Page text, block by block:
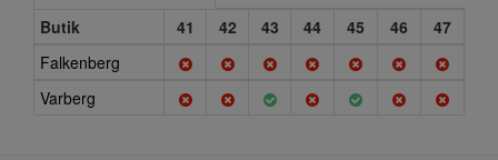
Butik
41 42 43 44 45 46
47
Falkenberg
Varberg